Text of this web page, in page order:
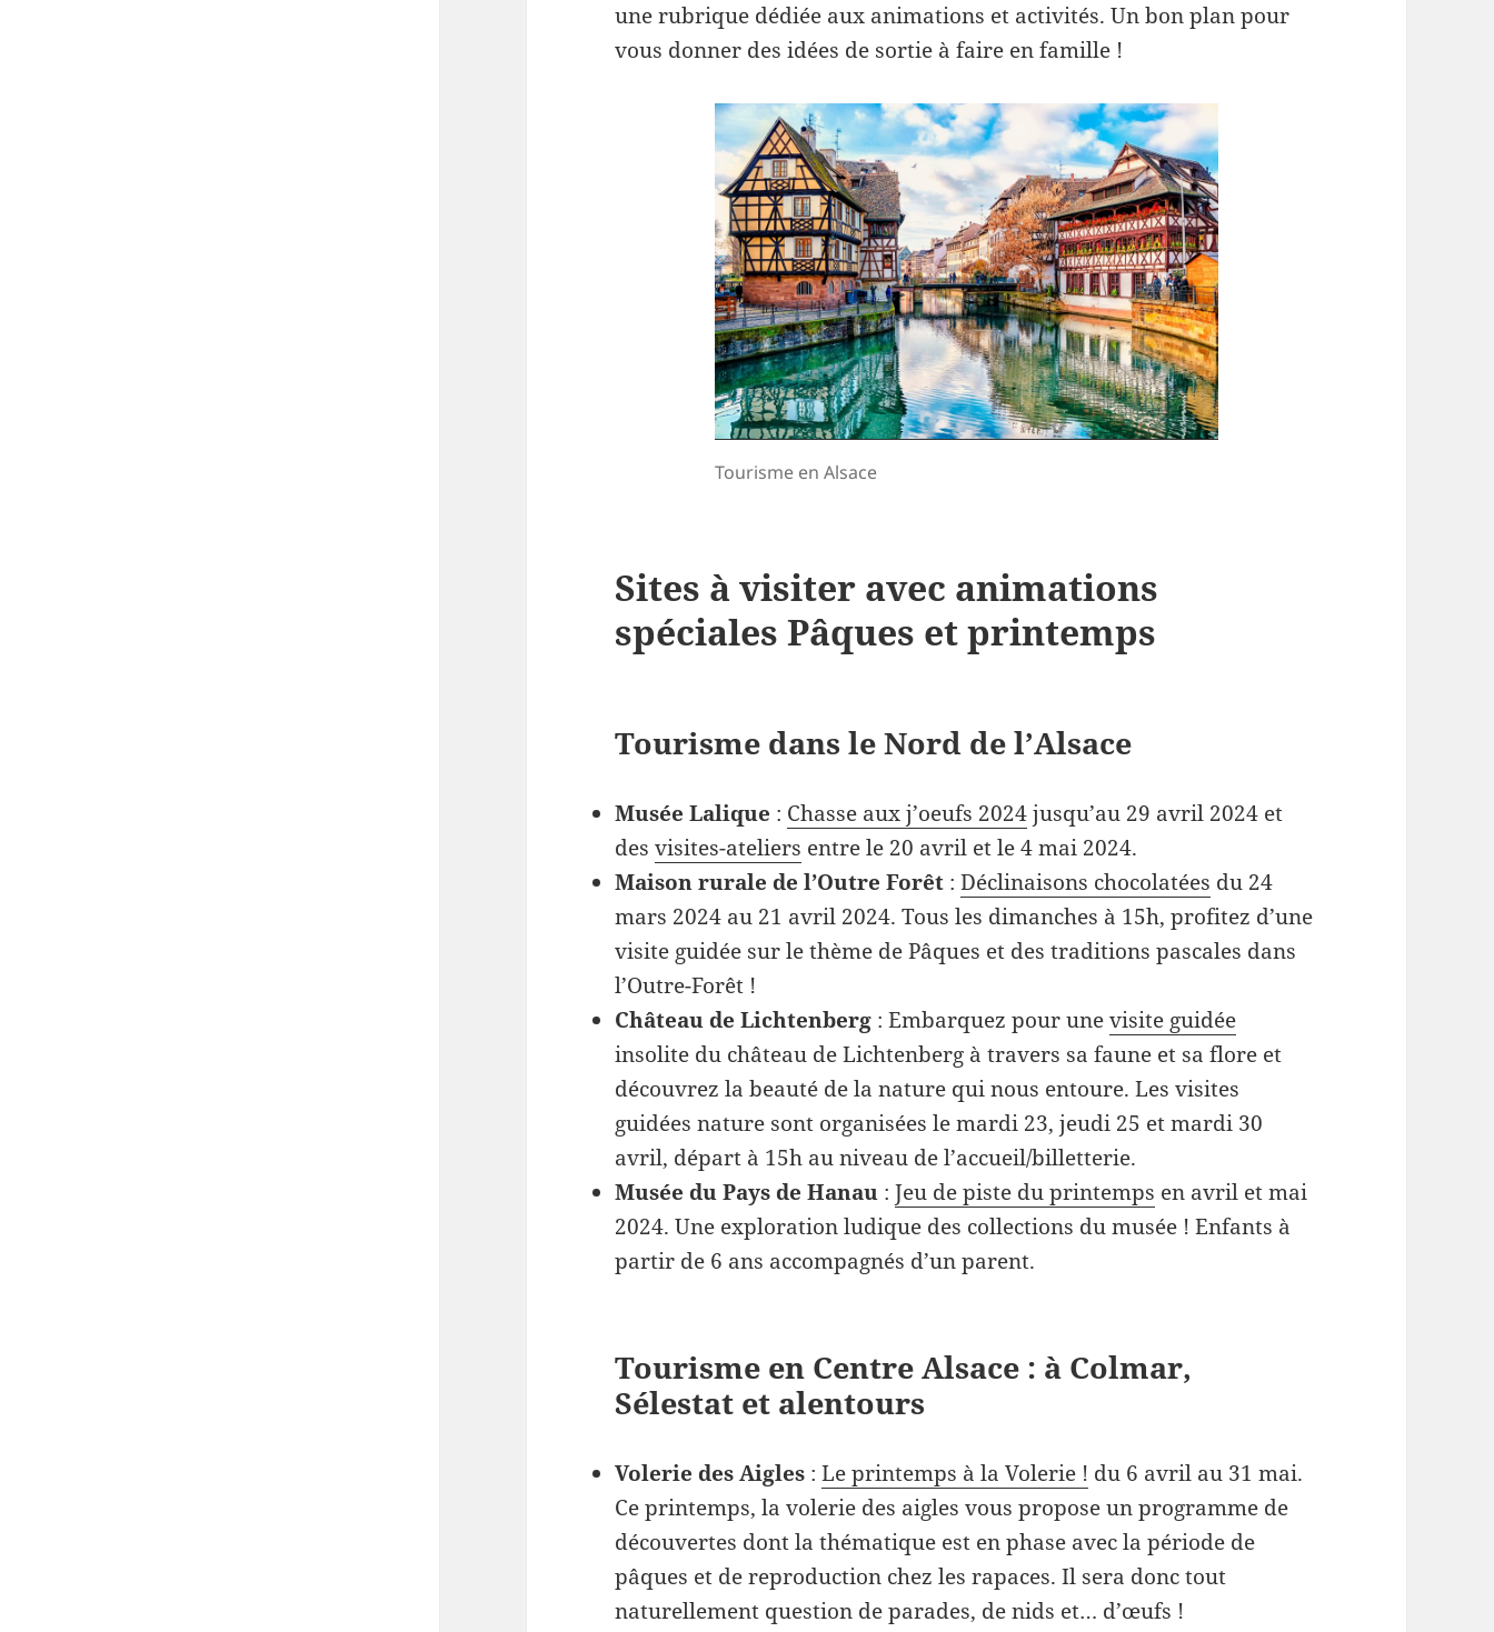
une rubrique dédiée aux animations et activités. Un bon plan pour
vous donner des idées de sortie à faire en famille !
Tourisme en Alsace
Sites à visiter avec animations
spéciales Pâques et printemps
Tourisme dans le Nord de l’Alsace
Musée Lalique : Chasse aux j’oeufs 2024jusqu’au 29 avril 2024 et
desvisites-ateliers entre le 20 avril et le 4 mai 2024.
Maison rurale de l’Outre Forêt :Déclinaisons chocolatées du 24
mars 2024 au 21 avril 2024. Tous les dimanches à 15h, profitez d’une
visite guidée sur le thème de Pâques et des traditions pascales dans
l’Outre-Forêt !
Château de Lichtenberg : Embarquez pour unevisite guidée
insolite du château de Lichtenberg à travers sa faune et sa flore et
découvrez la beauté de la nature qui nous entoure. Les visites
guidées nature sont organisées le mardi 23, jeudi 25 et mardi 30
avril, départ à 15h au niveau de l’accueil/billetterie.
Musée du Pays de Hanau :Jeu de piste du printemps en avril et mai
2024. Une exploration ludique des collections du musée ! Enfants à
partir de 6 ans accompagnés d’un parent.
Tourisme en Centre Alsace : à Colmar,
Sélestat et alentours
Volerie des Aigles :Le printemps à la Volerie ! du 6 avril au 31 mai.
Ce printemps, la volerie des aigles vous propose un programme de
découvertes dont la thématique est en phase avec la période de
pâques et de reproduction chez les rapaces. Il sera donc tout
naturellement question de parades, de nids et… d’œufs !